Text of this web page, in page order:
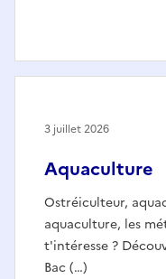
Aquaculture
Ostréiculteur,
aquaculture, les
t'intéresse ?
Bac (…)
3 juillet 2026